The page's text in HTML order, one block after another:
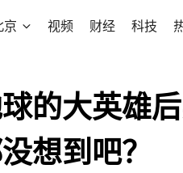
京 视频 财经 科技
的大英雄
想到吧？